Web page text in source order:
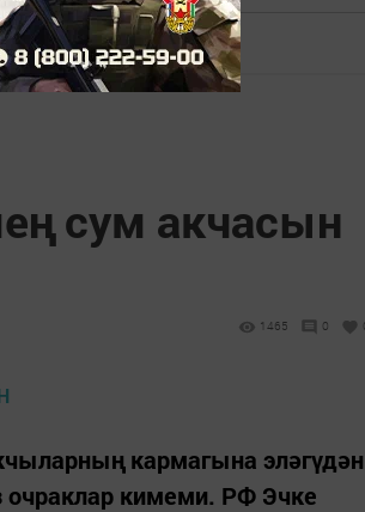
сум акчасын
1465 0
кармагына эләгүдән
очраклар кимеми. РФ Эчке